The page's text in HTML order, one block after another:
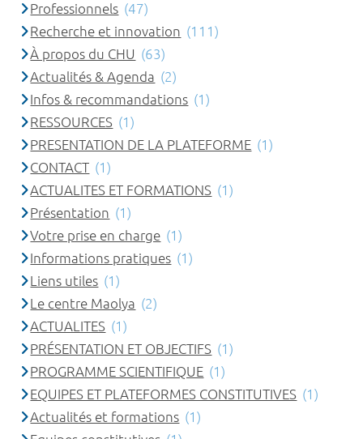
Professionnels (47)
Recherche et innovation (111)
À propos du CHU (63)
Actualités & Agenda (2)
Infos & recommandations (1)
RESSOURCES (1)
PRESENTATION DE LA PLATEFORME (1)
CONTACT (1)
ACTUALITES ET FORMATIONS (1)
Présentation (1)
Votre prise en charge (1)
Informations pratiques (1)
Liens utiles (1)
Le centre Maolya (2)
ACTUALITES (1)
PRÉSENTATION ET OBJECTIFS (1)
PROGRAMME SCIENTIFIQUE (1)
EQUIPES ET PLATEFORMES CONSTITUTIVES (1)
Actualités et formations (1)